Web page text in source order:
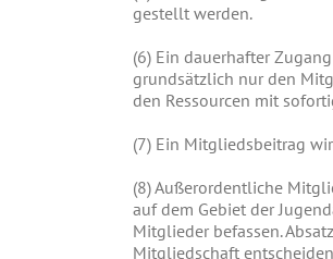
gestellt werden.
(6) Ein dauerhafter
grundsätzlich nur den
den Ressourcen mit
(7) Ein Mitgliedsbeitrag
(8)Außerordentliche
auf dem Gebiet der
Mitglieder befassen.
Mitgliedschaft